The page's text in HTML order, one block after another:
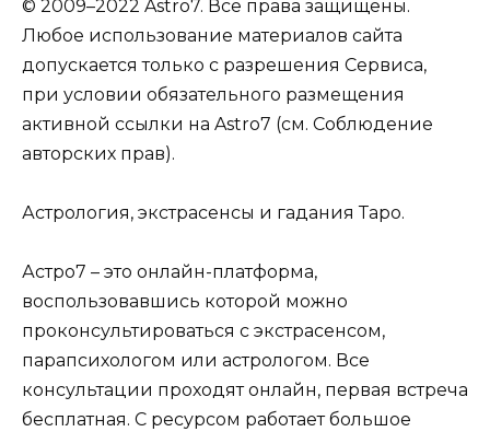
© 2009–2022 Astro7. Все права защищены.
Любое использование материалов сайта
допускается только с разрешения Сервиса,
при условии обязательного размещения
активной ссылки на Astro7 (см. Соблюдение
авторских прав).
Астрология, экстрасенсы и гадания Таро.
Астро7 – это онлайн-платформа,
воспользовавшись которой можно
проконсультироваться с экстрасенсом,
парапсихологом или астрологом. Все
консультации проходят онлайн, первая встреча
бесплатная. С ресурсом работает большое